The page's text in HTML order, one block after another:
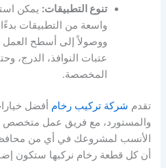
تنوع التطبيقات: يمكن
واسعة من التطبيقات
ووصولاً إلى أسطح العمل
عتبات النوافذ، الدرج،
المخصصة.
تقدم شركة تركيب رخام أفضل
والمستورد، مع فريق عمل متخصص
الأنسب لمشروعك في أي من
أن كل قطعة رخام نركبها ستكون